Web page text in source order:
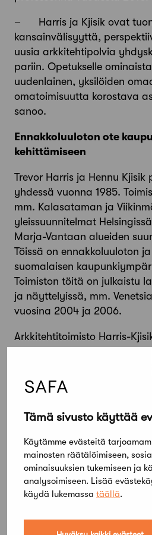
Tämä sivusto käyttää
Käytämme evästeitä
mainosten räätälöimiseen,
ominaisuuksien tukemiseen ja
analysoimiseen. Lisää
käydä lukemassa täällä.
– Harris ja Kjisik ovat
kansainvälisyyttä,
uusia arkkitehtipolvia
pariin. Opetukselle
uudenlainen, yksilöiden
omatoimisuutta korostava
sanoo.
Ennakkoluuloton ote
kehittämiseen
Trevor Harris ja Hennu
yhdessä vuonna 1985.
mm. Kalasataman ja
yleissuunnitelmat
Marja-Vantaan alueiden
Töissä on ennakkoluuloton
suomalaisen
Toimiston töitä on julkaistu
ja näyttelyissä, mm.
vuosina 2004 ja 2006.
Arkkitehtitoimisto Harris-
asuntotypologioiden
Voittaneita suunnitelmia
Ylöjärven keskusta, Espoon
Helsingin Kalasatama,
Saavutuksiin kuuluu myös
palkintosijaa. Harris ja Kjisik
tuomarina useissa
kansainvälisissä